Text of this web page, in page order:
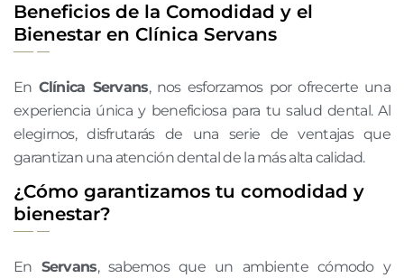
Beneficios de la Comodidad y el
Bienestar en Clínica Servans
En Clínica Servans, nos esforzamos por ofrecerte una
experiencia única y beneficiosa para tu salud dental. Al
elegirnos, disfrutarás de una serie de ventajas que
garantizan una atención dental de la más alta calidad.
¿Cómo garantizamos tu comodidad y
bienestar?
En Servans, sabemos que un ambiente cómodo y